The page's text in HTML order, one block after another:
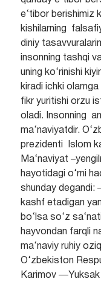
e‘tibor berishimiz
kishilarning
diniy
insonning tashqi
uning ko‘rinishi
kiradi ichki
fikr yuritishi orzu
oladi. Insonning
ma‘naviyatdir.
prezidenti Islom
Ma‘naviyat
hayotidagi o‘rni
shunday degandi:
kashf etadigan
bo‘lsa so‘z
hayvondan farqli
ma‘naviy ruhiy
O‘zbekiston
Karimov ―Yuksak